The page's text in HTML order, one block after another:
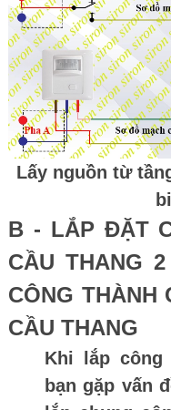
Lấy nguồn từ
B - LẮP ĐẶT
CẦU THANG
CÔNG THÀNH
CẦU THANG
Khi lắp công
bạn gặp vấn